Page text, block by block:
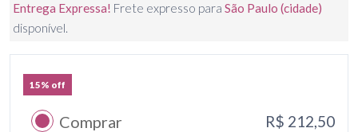
Entrega Expressa! Frete expresso para São Paulo (cidade)
disponível.
15% off
Comprar R$ 212,50